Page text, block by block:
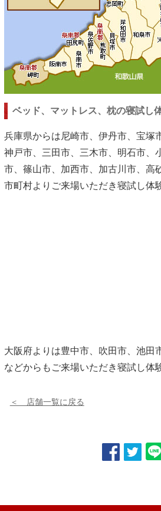
ベッド、マットレス、枕の寝試し
兵庫県からは尼崎市、伊丹市、宝塚
神戸市、三田市、三木市、明石市、
市、篠山市、加西市、加古川市、高
市町村よりご来場いただき寝試し体
大阪府よりは豊中市、吹田市、池田
などからもご来場いただき寝試し体
＜ 店舗一覧に戻る